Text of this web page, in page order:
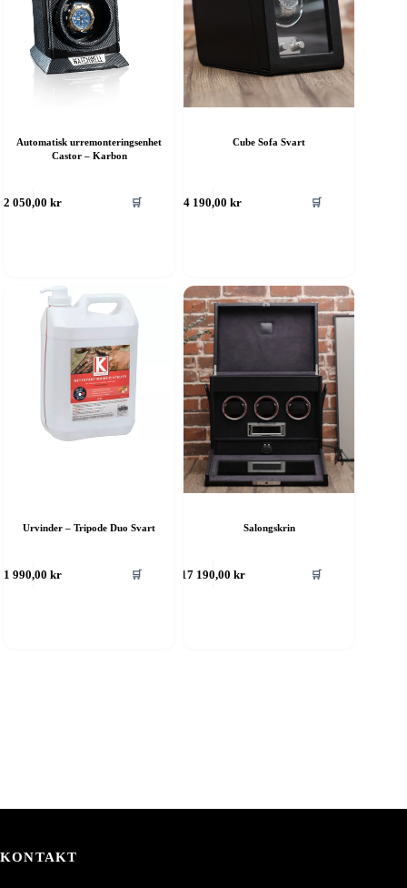
Automatisk urremonteringsenhet
Castor – Karbon
2 050,00kr 🛒
Cube Sofa Svart
4 190,00kr 🛒
Urvinder – Tripode Duo Svart
1 990,00kr 🛒
Salongskrin
17 190,00 kr 🛒
KONTAKT